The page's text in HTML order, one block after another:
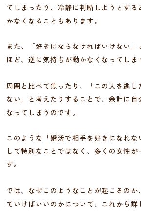
てしまったり、冷静に判断しようとす
かなくなることもあります。
また、「好きにならなければいけない」
ほど、逆に気持ちが動かなくなってしま
周囲と比べて焦ったり、「この人を逃し
ない」と考えたりすることで、余計に自
なってしまうのです。
このような「婚活で相手を好きになれ
して特別なことではなく、多くの女性
す。
では、なぜこのようなことが起こるのか
ていけばいいのかについて、これから詳